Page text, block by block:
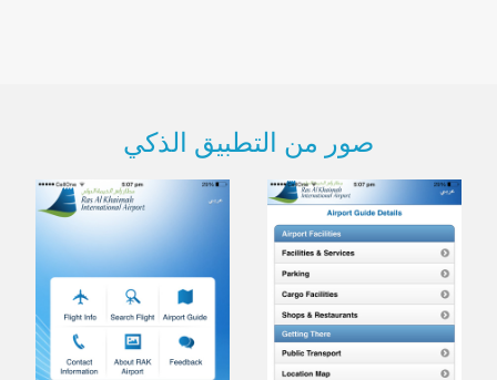
صور من التطبيق الذكي